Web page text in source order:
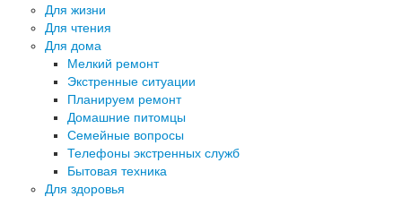
Для жизни
Для чтения
Для дома
Мелкий ремонт
Экстренные ситуации
Планируем ремонт
Домашние питомцы
Семейные вопросы
Телефоны экстренных служб
Бытовая техника
Для здоровья